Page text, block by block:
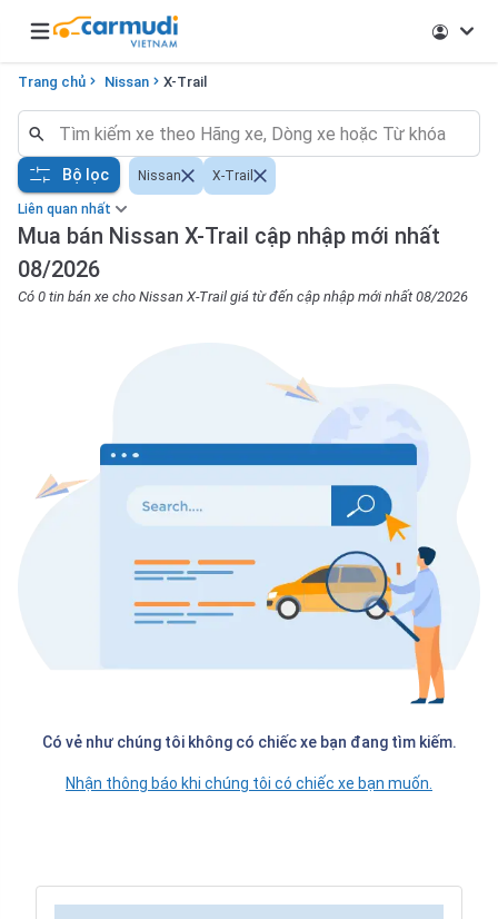
Open main menu
Trang chủ Nissan X-Trail
Liên quan nhất
Mua bán Nissan X-Trail cập nhập mới nhất
08/2026
Có 0 tin bán xe cho Nissan X-Trail giá từ đến cập nhập mới nhất 08/2026
Bộ lọc Nissan X-Trail
Có vẻ như chúng tôi không có chiếc xe bạn đang tìm kiếm.
Nhận thông báo khi chúng tôi có chiếc xe bạn muốn.